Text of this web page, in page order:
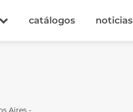
catálogos noticias
Aires -